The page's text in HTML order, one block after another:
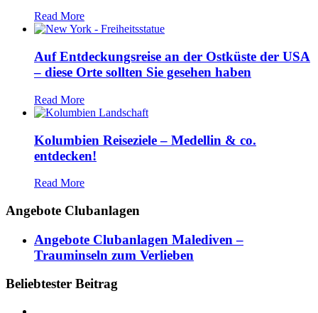
Read More
Auf Entdeckungsreise an der Ostküste der USA
– diese Orte sollten Sie gesehen haben
Read More
Kolumbien Reiseziele – Medellin & co.
entdecken!
Read More
Angebote Clubanlagen
Angebote Clubanlagen Malediven –
Trauminseln zum Verlieben
Beliebtester Beitrag